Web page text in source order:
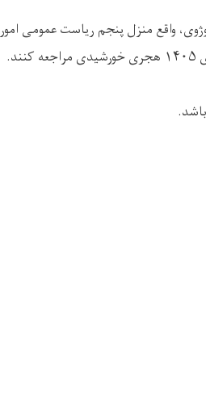
واقع منزل پنجم ریاست عمومی امور